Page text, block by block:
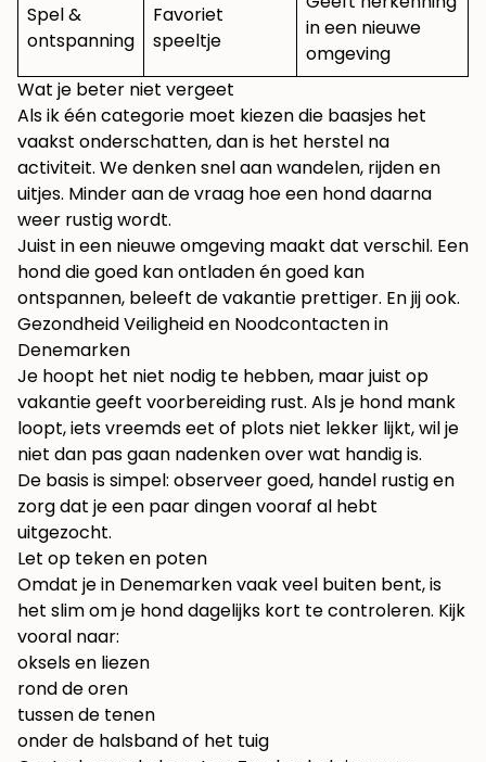
Spel &
ontspanning
Favoriet
speeltje
in een nieuwe
omgeving
Wat je beter niet vergeet
Als ik één categorie moet kiezen die baasjes het
vaakst onderschatten, dan is het herstel na
activiteit. We denken snel aan wandelen, rijden en
uitjes. Minder aan de vraag hoe een hond daarna
weer rustig wordt.
Juist in een nieuwe omgeving maakt dat verschil. Een
hond die goed kan ontladen én goed kan
ontspannen, beleeft de vakantie prettiger. En jij ook.
Gezondheid Veiligheid en Noodcontacten in
Denemarken
Je hoopt het niet nodig te hebben, maar juist op
vakantie geeft voorbereiding rust. Als je hond mank
loopt, iets vreemds eet of plots niet lekker lijkt, wil je
niet dan pas gaan nadenken over wat handig is.
De basis is simpel: observeer goed, handel rustig en
zorg dat je een paar dingen vooraf al hebt
uitgezocht.
Let op teken en poten
Omdat je in Denemarken vaak veel buiten bent, is
het slim om je hond dagelijks kort te controleren. Kijk
vooral naar:
oksels en liezen
rond de oren
tussen de tenen
onder de halsband of het tuig